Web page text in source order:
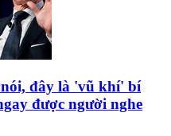
đây là 'vũ khí' bí
được người nghe